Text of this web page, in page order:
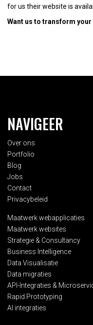
for us their website is
Want us to transform your
NAVIGEER
Over ons
Portfolio
Blog
Jobs
Contact
Privacybeleid
Maatwerk webapplicaties
Maatwerk websites
Strategie & Consultancy
Business Intelligence
Data Visualisatie
Data migraties
API-Integraties &
Rapid Prototyping
AI integraties